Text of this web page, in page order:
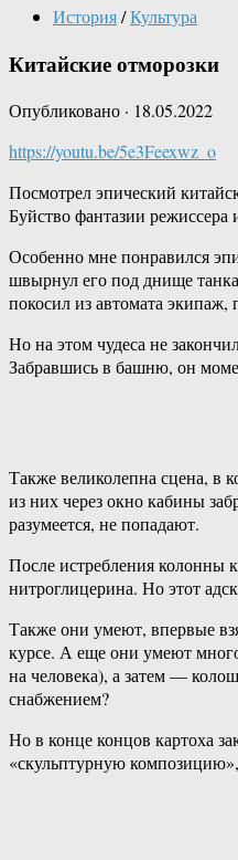
История/Культура
Китайские отморозки
Опубликовано · 18.05.2022
https://youtu.be/5e3Feexwz_o
Посмотрел эпический
Буйство фантазии режиссера
Особенно мне понравился
швырнул его под днище
покосил из автомата
Но на этом чудеса не
Забравшись в башню, он
Также великолепна сцена, в
из них через окно кабины
разумеется, не попадают.
После истребления колонны
нитроглицерина. Но этот
Также они умеют, впервые
курсе. А еще они умеют
на человека), а затем —
снабжением?
Но в конце концов картоха
«скульптурную